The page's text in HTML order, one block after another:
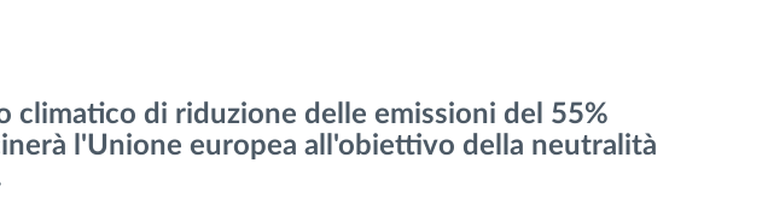
e
del
climatico di riduzione delle emissioni del 55%
l'Unione europea all'obiettivo della neutralità